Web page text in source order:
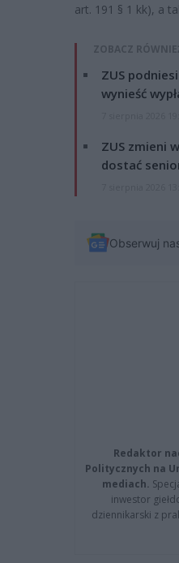
art. 191 § 1 kk), a
ZOBACZ
ZUS
wynieść
ZUS zmieni
dostać
Obserwuj
Redaktor
Politycznych na
mediach.
inwestor
dziennikarski z